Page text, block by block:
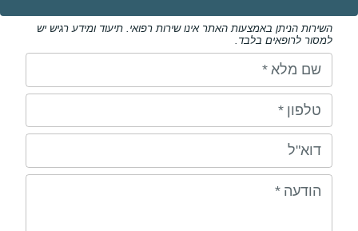
השירות הניתן באמצעות האתר אינו שירות רפואי. תיעוד ומידע רגיש יש
למסור לרופאים בלבד.
שם מלא *
טלפון *
דוא"ל
הודעה *